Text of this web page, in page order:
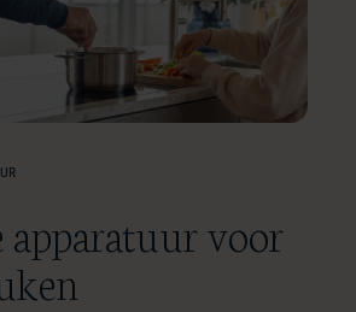
apparatuur voor